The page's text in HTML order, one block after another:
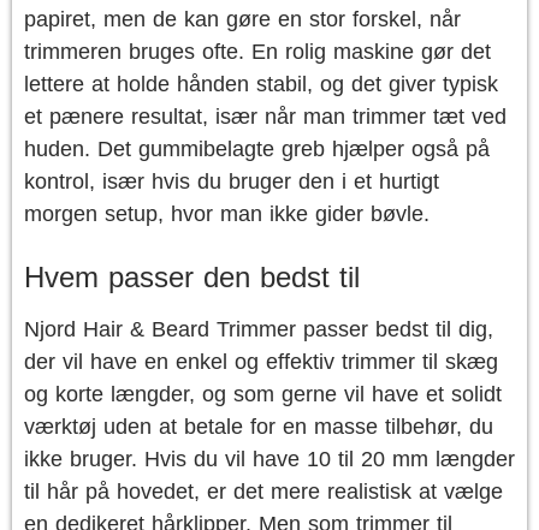
papiret, men de kan gøre en stor forskel, når
trimmeren bruges ofte. En rolig maskine gør det
lettere at holde hånden stabil, og det giver typisk
et pænere resultat, især når man trimmer tæt ved
huden. Det gummibelagte greb hjælper også på
kontrol, især hvis du bruger den i et hurtigt
morgen setup, hvor man ikke gider bøvle.
Hvem passer den bedst til
Njord Hair & Beard Trimmer passer bedst til dig,
der vil have en enkel og effektiv trimmer til skæg
og korte længder, og som gerne vil have et solidt
værktøj uden at betale for en masse tilbehør, du
ikke bruger. Hvis du vil have 10 til 20 mm længder
til hår på hovedet, er det mere realistisk at vælge
en dedikeret hårklipper. Men som trimmer til